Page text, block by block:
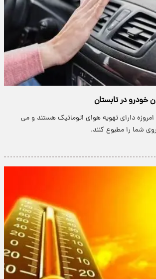
در تابستان
امروزه دارای تهویه هوای اتوماتیک هستند و می
شما را مطبوع کنند.